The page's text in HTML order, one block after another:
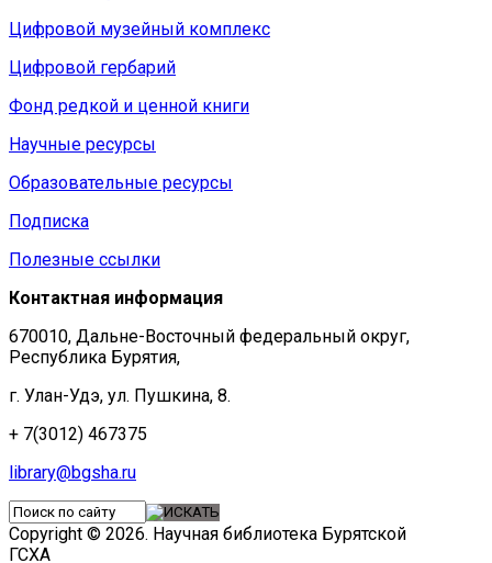
Цифровой музейный комплекс
Цифровой гербарий
Фонд редкой и ценной книги
Научные ресурсы
Образовательные ресурсы
Подписка
Полезные ссылки
Контактная информация
670010, Дальне-Восточный федеральный округ,
Республика Бурятия,
г. Улан-Удэ, ул. Пушкина, 8.
+ 7(3012) 467375
library@bgsha.ru
Copyright © 2026. Научная библиотека Бурятской
ГСХА